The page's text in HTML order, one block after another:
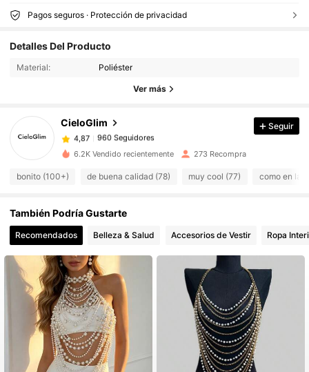
Pagos seguros · Protección de privacidad
Detalles Del Producto
Material: Poliéster
Ver más
CieloGlim
4,87 960 Seguidores
960 Seguidores
960 Seguidores
4,87
4,87 960 Seguidores
4,87 960 Seguidores
4,87 960 Seguidores
4,87
4,87
4,87 960 Seguidores
Seguir
6.2K Vendido recientemente 273 Recompra
bonito (100+) de buena calidad (78) muy cool (77) como en las
También Podría Gustarte
Recomendados Belleza & Salud Accesorios de Vestir Ropa